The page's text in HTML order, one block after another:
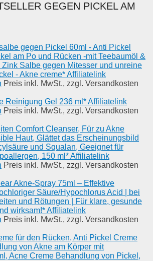
GEGEN PICKEL AM
gegen Pickel 60ml - Anti Pickel
am Po und Rücken -mit Teebaumöl &
Salbe gegen Mitesser und unreine
- Akne creme* Affiliatelink
Preis inkl. MwSt., zzgl. Versandkosten
Reinigung Gel 236 ml* Affiliatelink
Preis inkl. MwSt., zzgl. Versandkosten
Comfort Cleanser, Für zu Akne
Haut, Glättet das Erscheinungsbild
und Squalan, Geeignet für
150 ml* Affiliatelink
Preis inkl. MwSt., zzgl. Versandkosten
Akne-Spray 75ml – Effektive
Säure/Hypochlorus Acid | bei
und Rötungen | Für klare, gesunde
wirksam!* Affiliatelink
Preis inkl. MwSt., zzgl. Versandkosten
für den Rücken, Anti Pickel Creme
von Akne am Körper mit
Acne Creme Behandlung von Pickel,